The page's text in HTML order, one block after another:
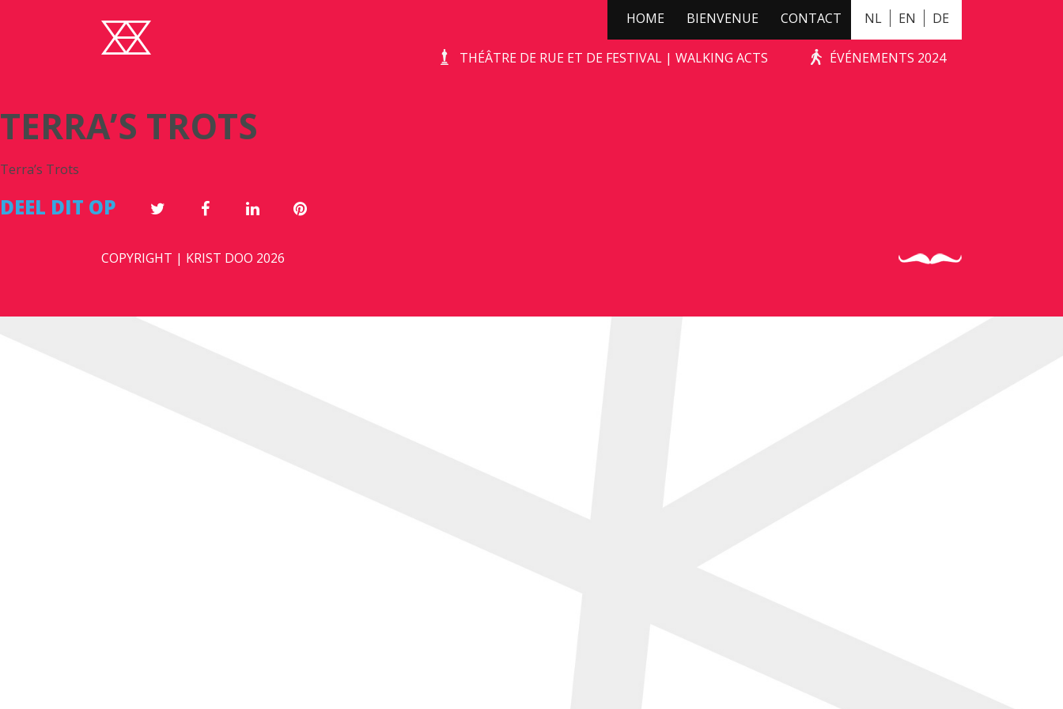
NL EN DE
HOME BIENVENUE CONTACT
THÉÂTRE DE RUE ET DE FESTIVAL | WALKING ACTS ÉVÉNEMENTS 2024
TERRA’S TROTS
TERRA’S TROTS
Terra’s Trots
DEEL DIT OP
COPYRIGHT | KRIST DOO 2026